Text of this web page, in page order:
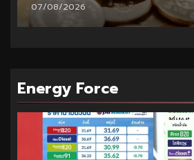
06/08/2026
Energy Force